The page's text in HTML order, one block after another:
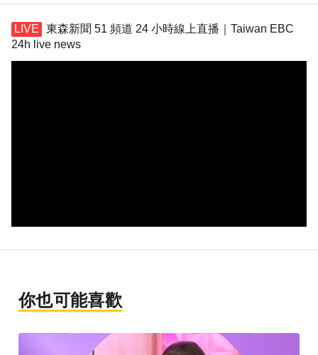
東森新聞 51 頻道 24 小時線上直播｜Taiwan EBC
24h live news
你也可能喜歡